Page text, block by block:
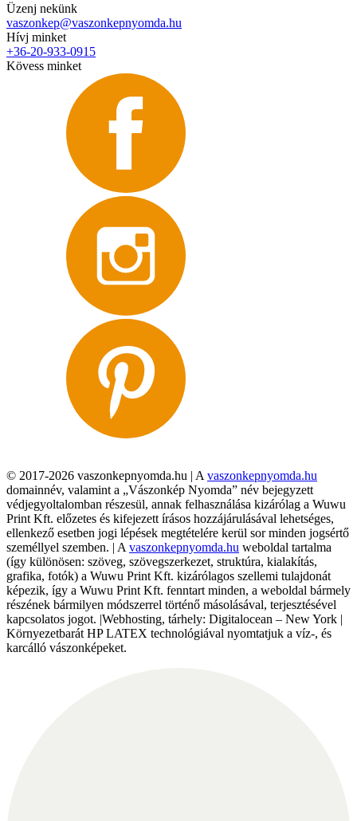
Üzenj nekünk
vaszonkep@vaszonkepnyomda.hu
Hívj minket
+36-20-933-0915
Kövess minket
© 2017-2026 vaszonkepnyomda.hu | A vaszonkepnyomda.hu
domainnév, valamint a „Vászonkép Nyomda” név bejegyzett
védjegyoltalomban részesül, annak felhasználása kizárólag a Wuwu
Print Kft. előzetes és kifejezett írásos hozzájárulásával lehetséges,
ellenkező esetben jogi lépések megtételére kerül sor minden jogsértő
személlyel szemben. | A vaszonkepnyomda.hu weboldal tartalma
(így különösen: szöveg, szövegszerkezet, struktúra, kialakítás,
grafika, fotók) a Wuwu Print Kft. kizárólagos szellemi tulajdonát
képezik, így a Wuwu Print Kft. fenntart minden, a weboldal bármely
részének bármilyen módszerrel történő másolásával, terjesztésével
kapcsolatos jogot. |Webhosting, tárhely: Digitalocean – New York |
Környezetbarát HP LATEX technológiával nyomtatjuk a víz-, és
karcálló vászonképeket.